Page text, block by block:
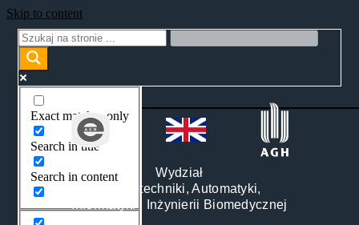
Skip to content
Exact matches only
Search in title
Search in content
Wydział
Elektrotechniki, Automatyki,
Informatyki i Inżynierii Biomedycznej